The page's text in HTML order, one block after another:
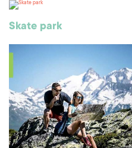
Skate park